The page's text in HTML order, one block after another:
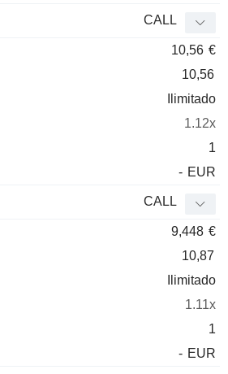
CALL
10,56 €
10,56
Ilimitado
1.12x
1
- EUR
CALL
9,448 €
10,87
Ilimitado
1.11x
1
- EUR